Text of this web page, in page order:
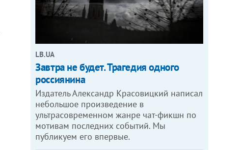
LB.UA
Завтра не будет. Трагедия одного
россиянина
Издатель Александр Красовицкий написал
небольшое произведение в
ультрасовременном жанре чат-фикшн по
мотивам последних событий. Мы
публикуем его впервые.